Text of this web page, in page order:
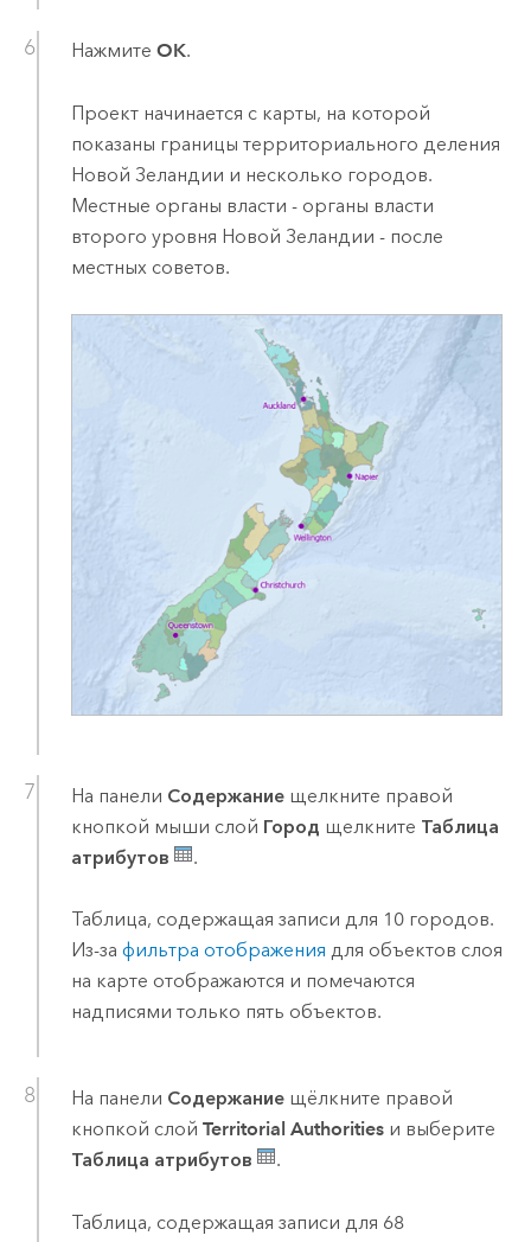
Нажмите OK.
Проект начинается с карты, на которой
показаны границы территориального деления
Новой Зеландии и несколько городов.
Местные органы власти - органы власти
второго уровня Новой Зеландии - после
местных советов.
На панели Содержаниещелкните правой
кнопкой мыши слой Город щелкните Таблица
атрибутов
.
Таблица, содержащая записи для 10 городов.
Из-за фильтра отображения для объектов слоя
на карте отображаются и помечаются
надписями только пять объектов.
На панели Содержаниещёлкните правой
кнопкой слой Territorial Authoritiesи выберите
Таблица атрибутов
.
Таблица, содержащая записи для 68